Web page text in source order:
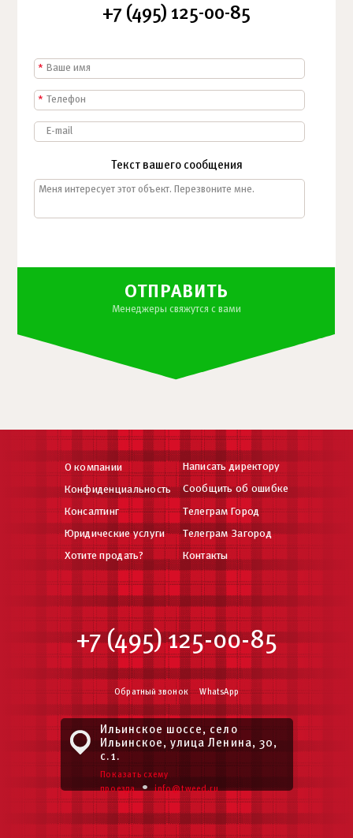
+7 (495) 125-00-85
*
*
Текст вашего сообщения
ОТПРАВИТЬ
Менеджеры свяжутся с вами
О компании
Конфиденциальность
Консалтинг
Юридические услуги
Хотите продать?
Написать директору
Сообщить об ошибке
Телеграм Город
Телеграм Загород
Контакты
+7 (495) 125-00-85
Обратный звонок WhatsApp
Ильинское шоссе, село
Ильинское, улица Ленина, 30,
с.1.
Показать схему
проезда•info@tweed.ru